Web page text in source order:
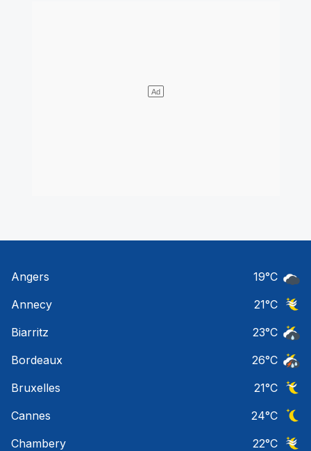
Angers 19°C
Annecy
21°C
Biarritz
23°C
Bordeaux
26°C
Bruxelles
21°C
Cannes
24°C
Chambery
22°C